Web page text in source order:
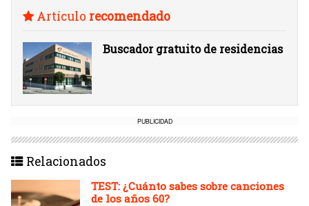
Artículo recomendado
Buscador gratuito de residencias
PUBLICIDAD
Relacionados
TEST: ¿Cuánto sabes sobre canciones
de los años 60?